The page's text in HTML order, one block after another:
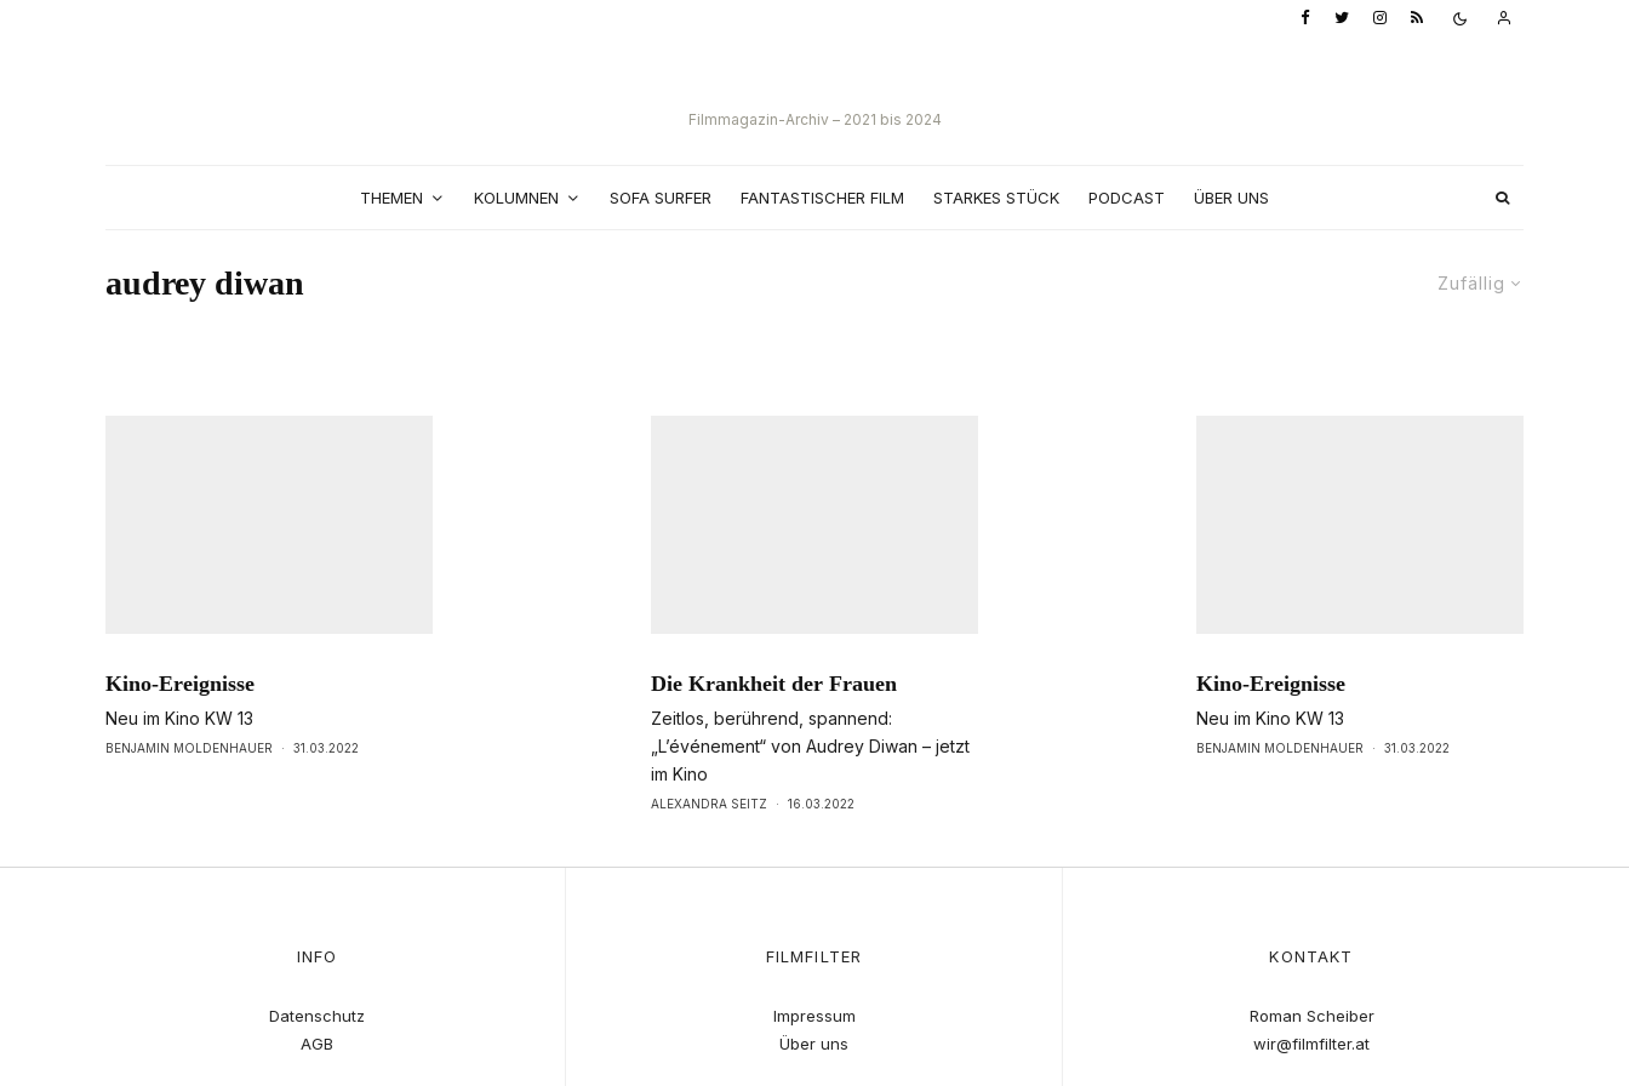
Filmmagazin-Archiv – 2021 bis 2024
THEMEN KOLUMNEN SOFA SURFER FANTASTISCHER FILM STARKES STÜCK PODCAST ÜBER UNS
Zufällig
audrey diwan
Kino-Ereignisse
Neu im Kino KW 13
BENJAMIN MOLDENHAUER · 31.03.2022
Die Krankheit der Frauen
Zeitlos, berührend, spannend:
„L’événement“ von Audrey Diwan – jetzt
im Kino
ALEXANDRA SEITZ · 16.03.2022
Kino-Ereignisse
Neu im Kino KW 13
BENJAMIN MOLDENHAUER · 31.03.2022
INFO
Datenschutz
AGB
FILMFILTER
Impressum
Über uns
KONTAKT
Roman Scheiber
wir@filmfilter.at